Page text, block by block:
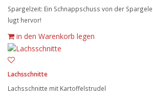
Spargelzeit: Ein Schnappschuss von der
lugt hervor!
in den Warenkorb legen
Lachsschnitte
Lachsschnitte mit Kartoffelstrudel